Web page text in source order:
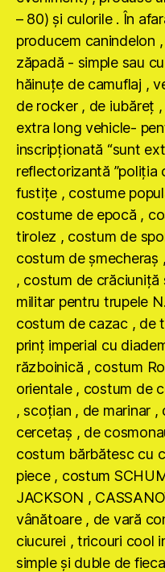
– 80) şi culorile . În
producem canindelon
zăpadă - simple sau
hăinuţe de camuflaj ,
de rocker , de iubăreţ
extra long vehicle-
inscripţionată “sunt
reflectorizantă ”poliţia
fustiţe , costume
costume de epocă ,
tirolez , costum de
costum de
, costum de
militar pentru trupele
costum de cazac , de
prinţ imperial cu
războinică , costum
orientale , costum de
, scoţian , de marinar
cercetaş , de
costum bărbătesc cu
piece , costum
JACKSON ,
vânătoare , de vară
ciucurei , tricouri cool
simple şi duble de